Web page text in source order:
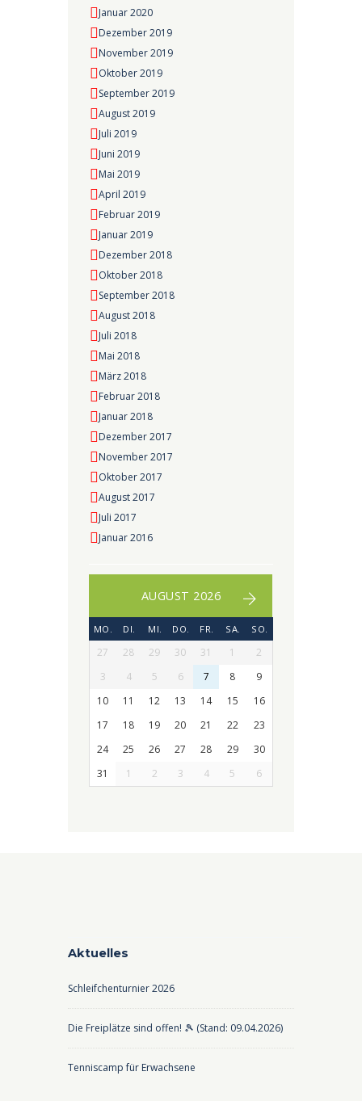
Januar 2020
Dezember 2019
November 2019
Oktober 2019
September 2019
August 2019
Juli 2019
Juni 2019
Mai 2019
April 2019
Februar 2019
Januar 2019
Dezember 2018
Oktober 2018
September 2018
August 2018
Juli 2018
Mai 2018
März 2018
Februar 2018
Januar 2018
Dezember 2017
November 2017
Oktober 2017
August 2017
Juli 2017
Januar 2016
AUGUST 2026
MO. DI. MI. DO. FR. SA. SO.
27 28 29 30 31 1
2
3
4 5 6 7 8
9
10
11 12 13 14 15
16
17
18 19 20 21 22
23
24
25 26 27 28 29
30
31
1 2 3 4 5 6
Aktuelles
Schleifchenturnier 2026
Die Freiplätze sind offen! 🎾 (Stand: 09.04.2026)
Tenniscamp für Erwachsene